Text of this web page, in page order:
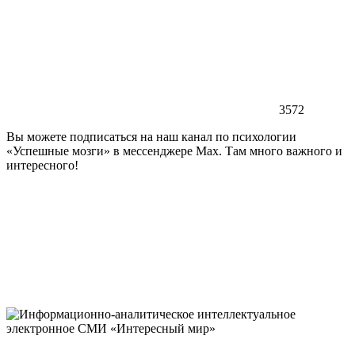
3572
Вы можете подписаться на наш канал по психологии
«Успешные мозги» в мессенджере Max. Там много важного и
интересного!